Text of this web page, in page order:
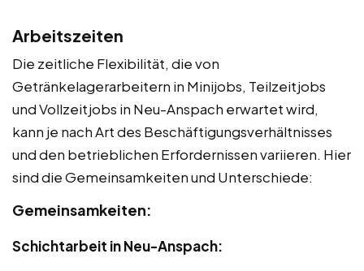
Arbeitszeiten
Die zeitliche Flexibilität, die von
Getränkelagerarbeitern in Minijobs, Teilzeitjobs
und Vollzeitjobs in Neu-Anspach erwartet wird,
kann je nach Art des Beschäftigungsverhältnisses
und den betrieblichen Erfordernissen variieren. Hier
sind die Gemeinsamkeiten und Unterschiede:
Gemeinsamkeiten:
Schichtarbeit in Neu-Anspach: